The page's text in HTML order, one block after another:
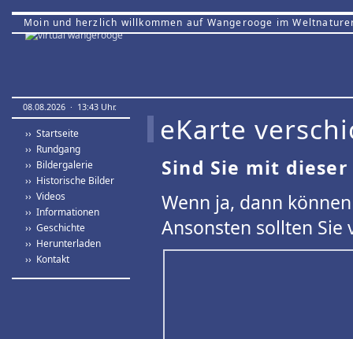
Moin und herzlich willkommen auf Wangerooge im
08.08.2026 · 13:43 Uhr.
›› Startseite
›› Rundgang
›› Bildergalerie
›› Historische Bilder
›› Videos
›› Informationen
›› Geschichte
›› Herunterladen
›› Kontakt
eKarte
Sind Sie mit
Wenn ja, dann
Ansonsten sollten